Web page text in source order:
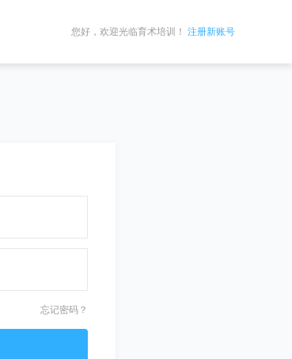
您好，欢迎光临育术培训！ 注册新账号
忘记密码？